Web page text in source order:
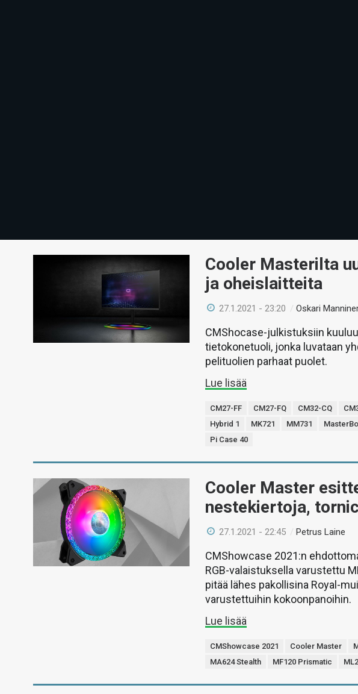
Cooler Masterilta
ja oheislaitteita
27.1.2021 - 23:20 /Oskari
CMShocase-julkistuksiin
tietokonetuoli, jonka luvataan
pelituolien parhaat puolet.
Lue lisää
CM27-FF CM27-FQ CM32-CQ
Hybrid 1
MK721 MM731
Pi Case 40
Cooler Master
nestekiertoja,
27.1.2021 - 22:45 /Petrus Laine
CMShowcase 2021:n
RGB-valaistuksella varustettu
pitää lähes pakollisina Royal-
varustettuihin kokoonpanoihin.
Lue lisää
CMShowcase 2021 Cooler Master
MA624 Stealth
MF120 Prismatic